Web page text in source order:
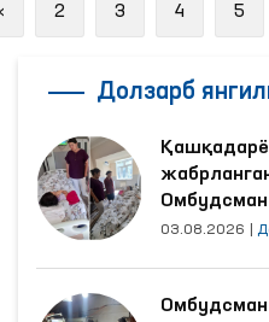
Previous
2 3 4 5
Долзарб
Омбудсман
03.08.2026